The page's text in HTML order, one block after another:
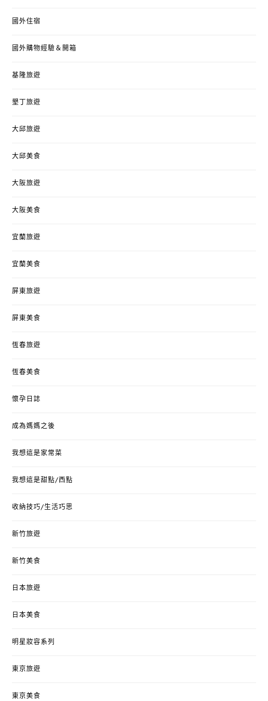
國外住宿
國外購物經驗＆開箱
基隆旅遊
墾丁旅遊
大邱旅遊
大邱美食
大阪旅遊
大阪美食
宜蘭旅遊
宜蘭美食
屏東旅遊
屏東美食
恆春旅遊
恆春美食
懷孕日誌
成為媽媽之後
我想這是家常菜
我想這是甜點/西點
收納技巧/生活巧思
新竹旅遊
新竹美食
日本旅遊
日本美食
明星妝容系列
東京旅遊
東京美食